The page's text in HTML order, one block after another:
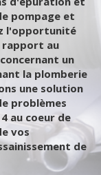
pompage et
l'opportunité
rapport au
un
la plomberie
une solution
problèmes
au coeur de
vos
de